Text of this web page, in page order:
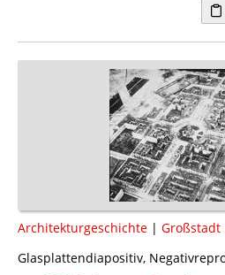
Architekturgeschichte | Großstadt
Glasplattendiapositiv,